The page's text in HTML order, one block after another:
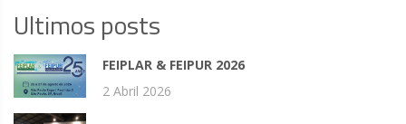
Ultimos posts
FEIPLAR & FEIPUR 2026
2 Abril 2026